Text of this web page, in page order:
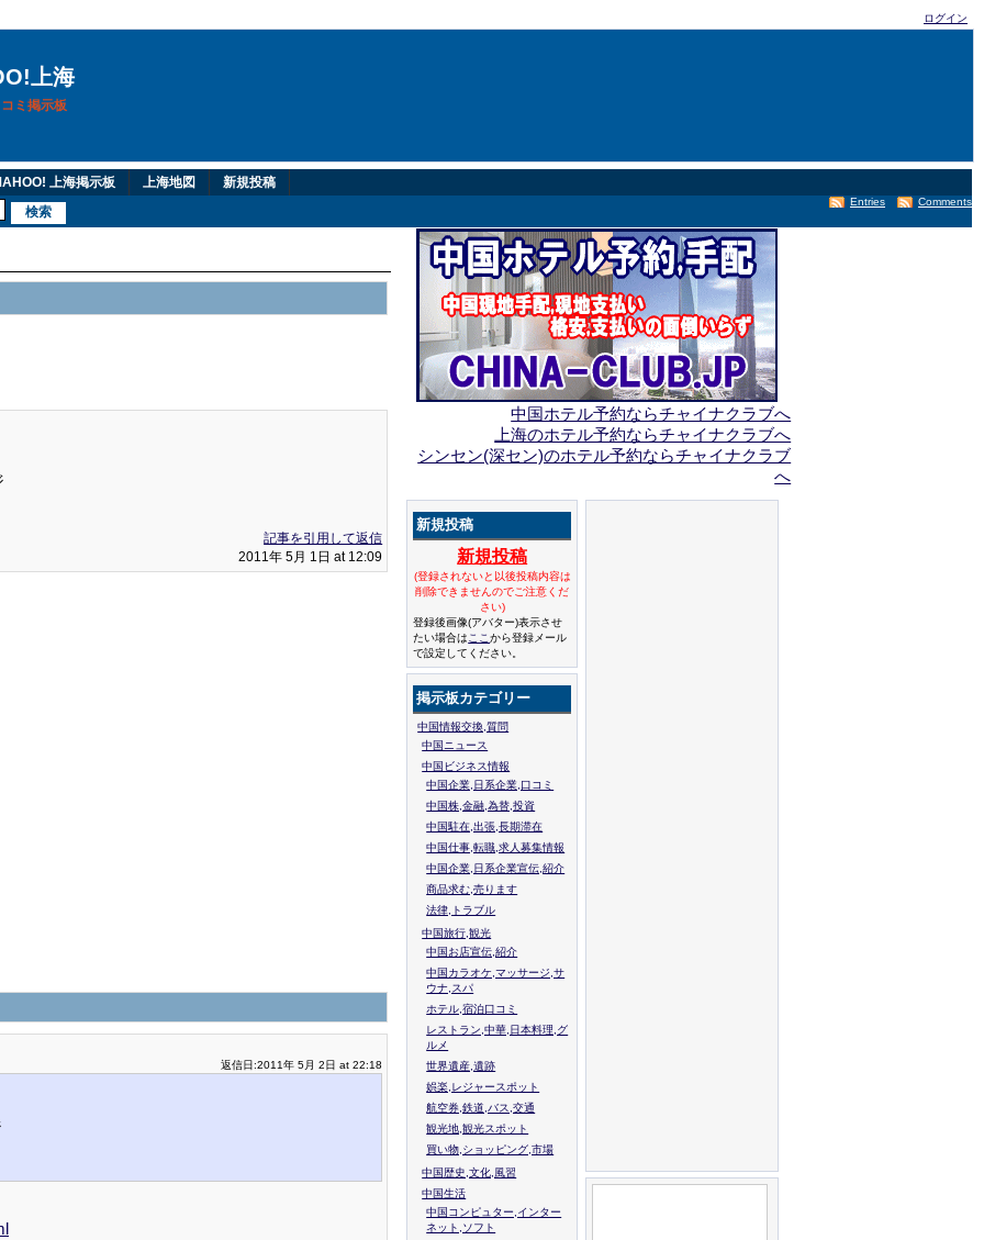
ログイン
上海
ミ掲示板
上海掲示板 上海地図 新規投稿
Comments
Entries
記事を引用して返信
2011年 5月 1日 at 12:09
返信日:2011年 5月 2日 at 22:18
中国ホテル予約ならチャイナクラブへ
上海のホテル予約ならチャイナクラブへ
シンセン(深セン)のホテル予約ならチャイナクラブ
へ
新規投稿
新規投稿
(登録されないと以後投稿内容は
削除できませんのでご注意くだ
さい)
登録後画像(アバター)表示させ
たい場合は ここから登録メール
で設定してください。
掲示板カテゴリー
中国情報交換,質問
中国ニュース
中国ビジネス情報
中国企業,日系企業,口コミ
中国株,金融,為替,投資
中国駐在,出張,長期滞在
中国仕事,転職,求人募集情報
中国企業,日系企業宣伝,紹介
商品求む,売ります
法律,トラブル
中国旅行,観光
中国お店宣伝,紹介
中国カラオケ,マッサージ,サ
ウナ,スパ
ホテル,宿泊口コミ
レストラン,中華,日本料理,グ
ルメ
世界遺産,遺跡
娯楽,レジャースポット
航空券,鉄道,バス,交通
観光地,観光スポット
買い物,ショッピング,市場
中国歴史,文化,風習
中国生活
中国コンピュター,インター
ネット,ソフト